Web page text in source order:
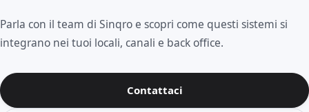
Parla con il team di Sinqro e scopri come questi sistemi si
integrano nei tuoi locali, canali e back office.
Contattaci